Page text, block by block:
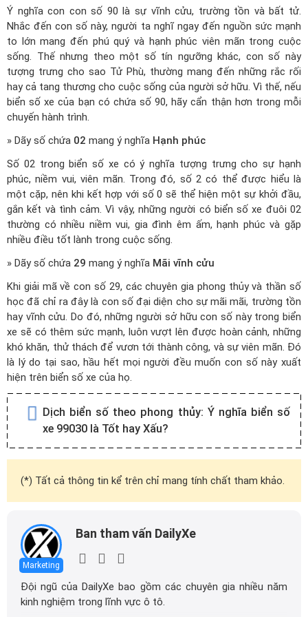
Ý nghĩa con con số 90 là sự vĩnh cửu, trường tồn và bất tử.
Nhắc đến con số này, người ta nghĩ ngay đến nguồn sức mạnh
to lớn mang đến phú quý và hạnh phúc viên mãn trong cuộc
sống. Thế nhưng theo một số tín ngưỡng khác, con số này
tượng trưng cho sao Tử Phù, thường mang đến những rắc rối
hay cả tang thương cho cuộc sống của người sở hữu. Vì thế, nếu
biển số xe của bạn có chứa số 90, hãy cẩn thận hơn trong mỗi
chuyến hành trình.
» Dãy số chứa 02 mang ý nghĩa Hạnh phúc
Số 02 trong biển số xe có ý nghĩa tượng trưng cho sự hạnh
phúc, niềm vui, viên mãn. Trong đó, số 2 có thể được hiểu là
một cặp, nên khi kết hợp với số 0 sẽ thể hiện một sự khởi đầu,
gắn kết và tình cảm. Vì vậy, những người có biển số xe đuôi 02
thường có nhiều niềm vui, gia đình êm ấm, hạnh phúc và gặp
nhiều điều tốt lành trong cuộc sống.
» Dãy số chứa 29 mang ý nghĩa Mãi vĩnh cửu
Khi giải mã về con số 29, các chuyên gia phong thủy và thần số
học đã chỉ ra đây là con số đại diện cho sự mãi mãi, trường tồn
hay vĩnh cửu. Do đó, những người sở hữu con số này trong biển
xe sẽ có thêm sức mạnh, luôn vượt lên được hoàn cảnh, những
khó khăn, thử thách để vươn tới thành công, và sự viên mãn. Đó
là lý do tại sao, hầu hết mọi người đều muốn con số này xuất
hiện trên biển số xe của họ.
Dịch biển số theo phong thủy: Ý nghĩa biển số
xe 99030 là Tốt hay Xấu?
(*) Tất cả thông tin kể trên chỉ mang tính chất tham khảo.
Marketing
Ban tham vấn DailyXe
Đội ngũ của DailyXe bao gồm các chuyên gia nhiều năm
kinh nghiệm trong lĩnh vực ô tô.